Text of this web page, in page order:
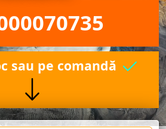
sau pe comandă